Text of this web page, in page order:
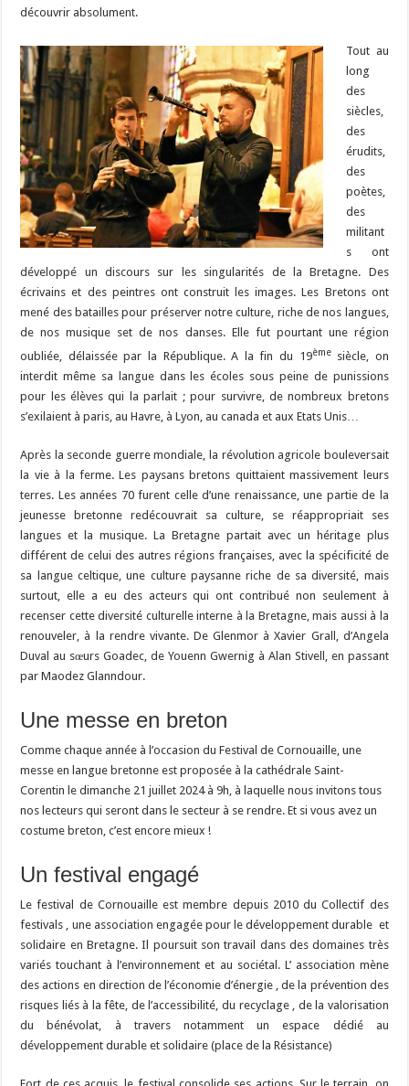
découvrir absolument.
Tout au
long
des
siècles,
des
érudits,
des
poètes,
des
militant
s ont
développé un discours sur les singularités de la Bretagne. Des
écrivains et des peintres ont construit les images. Les Bretons ont
mené des batailles pour préserver notre culture, riche de nos langues,
de nos musique set de nos danses. Elle fut pourtant une région
oubliée, délaissée par la République. A la fin du 19èmesiècle, on
interdit même sa langue dans les écoles sous peine de punissions
pour les élèves qui la parlait ; pour survivre, de nombreux bretons
s’exilaient à paris, au Havre, à Lyon, au canada et aux Etats Unis…
Après la seconde guerre mondiale, la révolution agricole bouleversait
la vie à la ferme. Les paysans bretons quittaient massivement leurs
terres. Les années 70 furent celle d’une renaissance, une partie de la
jeunesse bretonne redécouvrait sa culture, se réappropriait ses
langues et la musique. La Bretagne partait avec un héritage plus
différent de celui des autres régions françaises, avec la spécificité de
sa langue celtique, une culture paysanne riche de sa diversité, mais
surtout, elle a eu des acteurs qui ont contribué non seulement à
recenser cette diversité culturelle interne à la Bretagne, mais aussi à la
renouveler, à la rendre vivante. De Glenmor à Xavier Grall, d’Angela
Duval au sœurs Goadec, de Youenn Gwernig à Alan Stivell, en passant
par Maodez Glanndour.
Une messe en breton
Comme chaque année à l’occasion du Festival de Cornouaille, une
messe en langue bretonne est proposée à la cathédrale Saint-
Corentin le dimanche 21 juillet 2024 à 9h, à laquelle nous invitons tous
nos lecteurs qui seront dans le secteur à se rendre. Et si vous avez un
costume breton, c’est encore mieux !
Un festival engagé
Le festival de Cornouaille est membre depuis 2010 du Collectif des
festivals , une association engagée pour le développement durable et
solidaire en Bretagne. Il poursuit son travail dans des domaines très
variés touchant à l’environnement et au sociétal. L’ association mène
des actions en direction de l’économie d’énergie , de la prévention des
risques liés à la fête, de l’accessibilité, du recyclage , de la valorisation
du bénévolat, à travers notamment un espace dédié au
développement durable et solidaire (place de la Résistance)